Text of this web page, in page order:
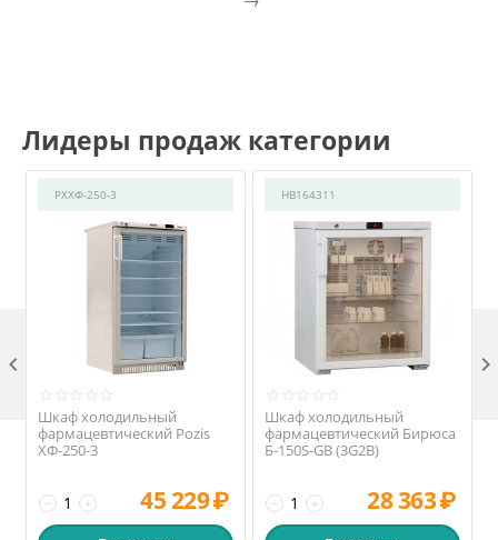
Лидеры продаж категории
РХХФ-250-3
Шкаф холодильный
фармацевтический Pozis
ХФ-250-3
+
− 45 229₽
HB164311
Шкаф холодильный
фармацевтический Бирюса
Б-150S-GB (3G2B)
+
− 28 363₽
 